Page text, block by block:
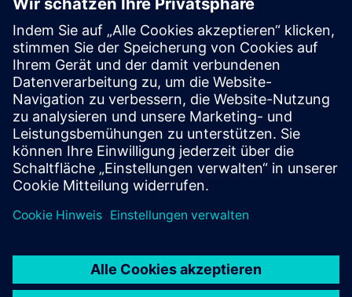
Anfrage Exklusivtraining
Haben Sie Bedarf an einem höheren Schulungsangebot und
brauchen ein exklusives Training – entweder vor Ort bei Ihnen,
virtuell oder in einem SITRAIN Trainingscenter? Nachdem Sie
uns Ihre persönlichen Daten und Ihren Trainingsbedarf
übermittelt haben, bekommen Sie von uns ein Angebot für eine
exklusive Schulung.
Exklusives Angebot anfragen